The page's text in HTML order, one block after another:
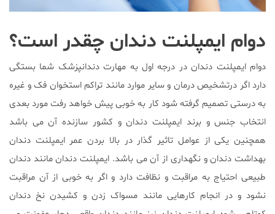
دوام ایمپلنت دندان چقدر است؟
دوام ایمپلنت دندان در درجه اول به مهارت دندانپزشک شما بستگی
دارد اگر درتشخیص درمان و سایر موارد مانند تراکم استخوان فک و غیره
به درستی تصمیم گرفته شود کار به خوبی پیش خواهد رفت مورد بعدی
انتخاب جنس و برند ایمپلنت دندان و کشور سازنده آن می باشد
همچنین یکی از عوامل تاثیر گذار در بالا بردن عمر ایمپلنت دندان
بهداشت دندان و نگهداری از آن می باشد. ایمپلنت دندان مانند دندان
طبیعی احتیاج به مراقبت و نظافت دارد و اگر به خوبی از آن مراقبت
نشود و در انجام کارهایی مانند مسواک زدن و کشیدن نخ دندان